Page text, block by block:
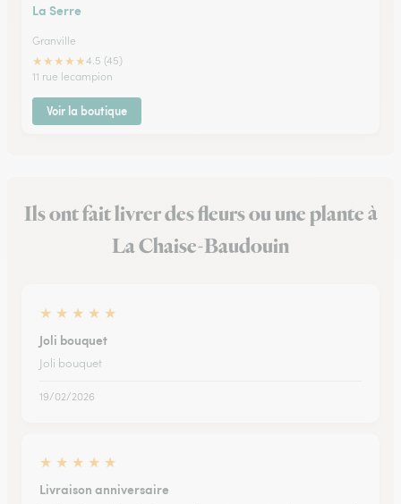
La Serre
Granville
★★★★★4.5 (45)
11 rue lecampion
Voir la boutique
Ils ont fait livrer des fleurs ou une plante à
La Chaise-Baudouin
★ ★ ★ ★ ★
Joli bouquet
Joli bouquet
19/02/2026
★ ★ ★ ★ ★
Livraison anniversaire